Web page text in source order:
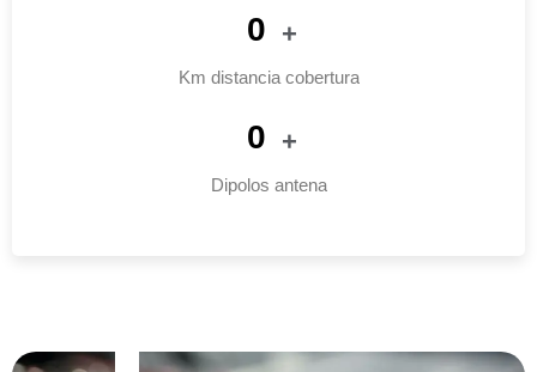
0 +
Km distancia cobertura
0 +
Dipolos antena